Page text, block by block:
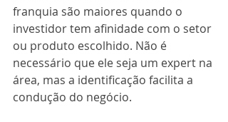
franquia são maiores quando o
investidor tem afinidade com o setor
ou produto escolhido. Não é
necessário que ele seja um expert na
área, mas a identificação facilita a
condução do negócio.